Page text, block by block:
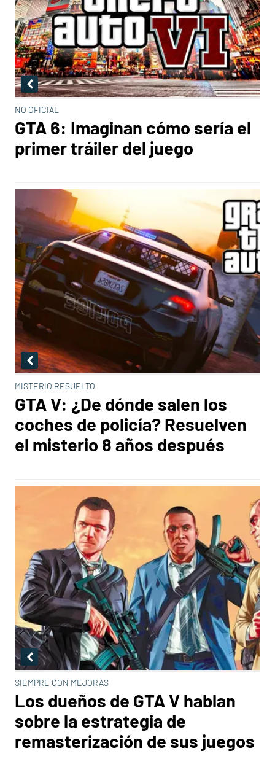
NO OFICIAL
GTA 6: Imaginan cómo sería el
primer tráiler del juego
MISTERIO RESUELTO
GTA V: ¿De dónde salen los
coches de policía? Resuelven
el misterio 8 años después
SIEMPRE CON MEJORAS
Los dueños de GTA V hablan
sobre la estrategia de
remasterización de sus juegos